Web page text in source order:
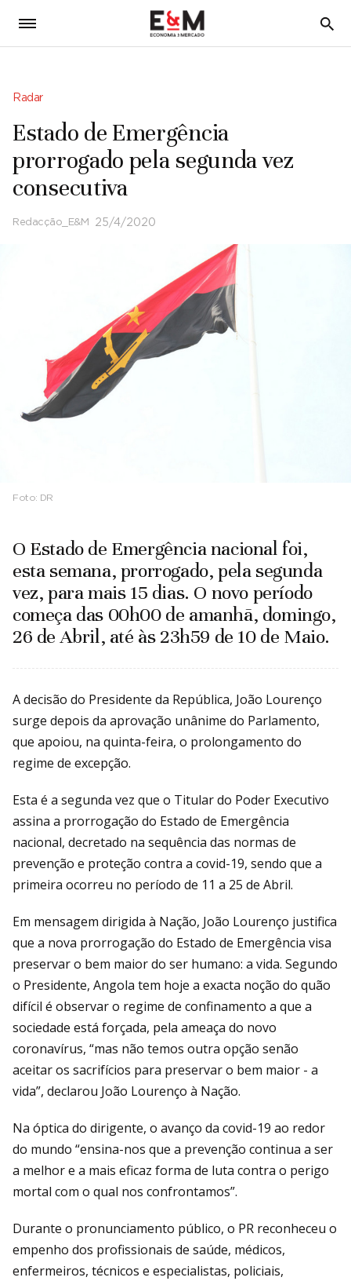
5
Radar
Estado de Emergência
prorrogado pela segunda vez
consecutiva
Redacção_E&M 25/4/2020
Foto: DR
O Estado de Emergência nacional foi,
esta semana, prorrogado, pela segunda
vez, para mais 15 dias. O novo período
começa das 00h00 de amanhã, domingo,
26 de Abril, até às 23h59 de 10 de Maio.
A decisão do Presidente da República, João Lourenço
surge depois da aprovação unânime do Parlamento,
que apoiou, na quinta-feira, o prolongamento do
regime de excepção.
Esta é a segunda vez que o Titular do Poder Executivo
assina a prorrogação do Estado de Emergência
nacional, decretado na sequência das normas de
prevenção e proteção contra a covid-19, sendo que a
primeira ocorreu no período de 11 a 25 de Abril.
Em mensagem dirigida à Nação, João Lourenço justifica
que a nova prorrogação do Estado de Emergência visa
preservar o bem maior do ser humano: a vida. Segundo
o Presidente, Angola tem hoje a exacta noção do quão
difícil é observar o regime de confinamento a que a
sociedade está forçada, pela ameaça do novo
coronavírus, “mas não temos outra opção senão
aceitar os sacrifícios para preservar o bem maior - a
vida”, declarou João Lourenço à Nação.
Na óptica do dirigente, o avanço da covid-19 ao redor
do mundo “ensina-nos que a prevenção continua a ser
a melhor e a mais eficaz forma de luta contra o perigo
mortal com o qual nos confrontamos”.
Durante o pronunciamento público, o PR reconheceu o
empenho dos profissionais de saúde, médicos,
enfermeiros, técnicos e especialistas, policiais,